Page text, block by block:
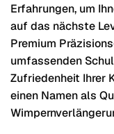
Erfahrungen, um
auf das nächste
Premium
umfassenden
Zufriedenheit Ihrer
einen Namen als